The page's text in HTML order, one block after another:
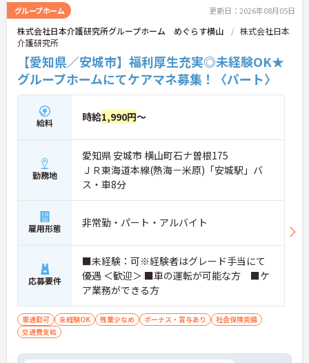
す。
＜チームで連携しながらのお仕事＞一人ひとりが主
体性をもって働くことを大切にしながらも、苦手分
野は互いで補い合うなど、チームとしてしっかりと
連携を取りながら日々の業務に努められています。
ご興味のある方には、面接対策ポイント等、さらに
詳細をお話ししますのでお気軽にご相談ください！
グループホーム 更新日：2026年08月05日
株式会社日本介護研究所グループホーム めぐらす横山
株式会社日本
介護研究所
【愛知県／安城市】福利厚生充実◎未経験OK★
グループホームにてケアマネ募集！〈パート〉
給料 時給1,990円～
勤務地
愛知県 安城市 横山町石ナ曽根175
ＪＲ東海道本線(熱海－米原)「安城駅」バ
ス・車8分
雇用形態 非常勤・パート・アルバイト
応募要件
■未経験：可※経験者はグレード手当にて
優遇 ＜歓迎＞ ■車の運転が可能な方 ■ケ
ア業務ができる方
車通勤可 未経験OK 残業少なめ ボーナス・賞与あり
社会保険完備
交通費支給